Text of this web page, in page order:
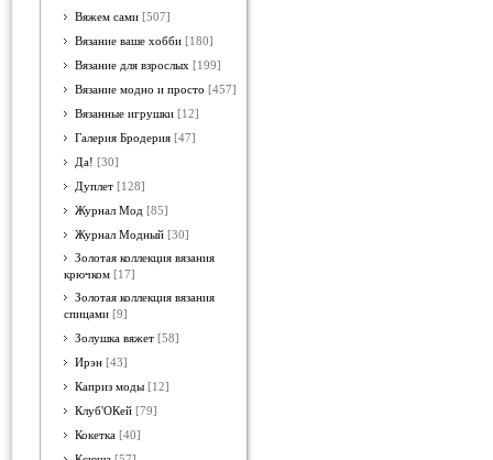
Вяжем сами [507]
Вязание ваше хобби [180]
Вязание для взрослых [199]
Вязание модно и просто [457]
Вязанные игрушки [12]
Галерия Бродерия [47]
Да! [30]
Дуплет [128]
Журнал Мод [85]
Журнал Модный [30]
Золотая коллекция вязания
крючком [17]
Золотая коллекция вязания
спицами [9]
Золушка вяжет [58]
Ирэн [43]
Каприз моды [12]
Клуб'ОКей [79]
Кокетка [40]